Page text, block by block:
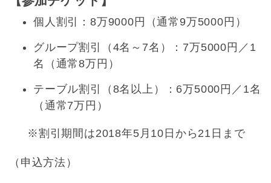
個人割引：8万9000円（通常9万5000円）
グループ割引（4名～7名）：7万5000円／1
名（通常8万円）
テーブル割引（8名以上）：6万5000円／1名
（通常7万円）
※割引期間は2018年5月10日から21日まで
（申込方法）